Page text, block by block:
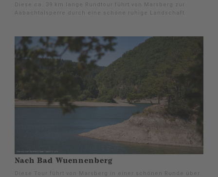
Diese ca. 39 km lange Rundtour führt von Marsberg zur
Aabachtalsperre durch eine schöne ruhige Landschaft.
Nach Bad Wuennenberg
Diese Tour führt von Marsberg in einer schönen Runde über